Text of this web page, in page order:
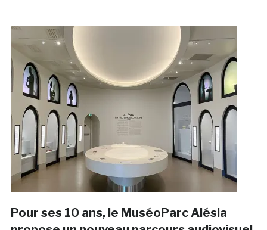
Pour ses 10 ans, le MuséoParc Alésia